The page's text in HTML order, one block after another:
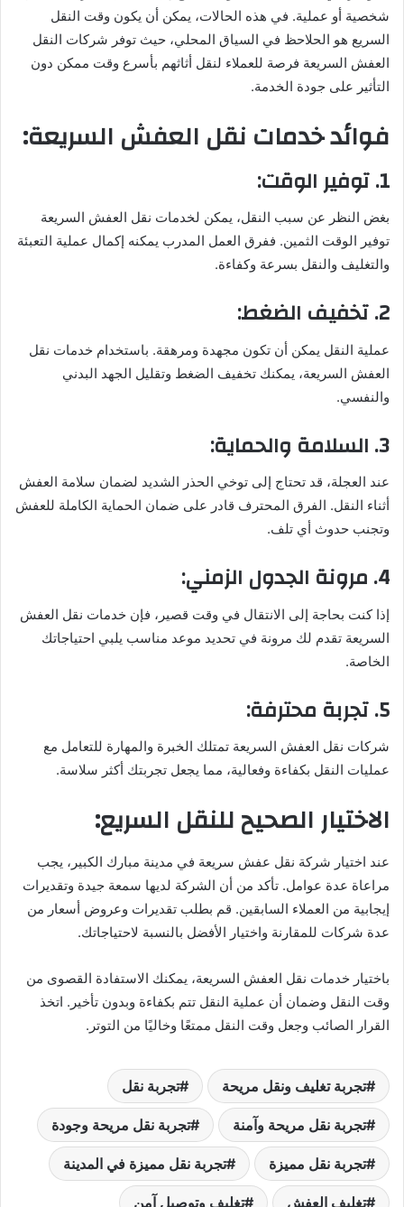
شخصية أو عملية. في هذه الحالات، يمكن أن يكون وقت النقل
السريع هو الحلاحظ في السياق المحلي، حيث توفر شركات النقل
العفش السريعة فرصة للعملاء لنقل أثاثهم بأسرع وقت ممكن دون
التأثير على جودة الخدمة.
فوائد خدمات نقل العفش السريعة:
1. توفير الوقت:
بغض النظر عن سبب النقل، يمكن لخدمات نقل العفش السريعة
توفير الوقت الثمين. ففرق العمل المدرب يمكنه إكمال عملية التعبئة
والتغليف والنقل بسرعة وكفاءة.
2. تخفيف الضغط:
عملية النقل يمكن أن تكون مجهدة ومرهقة. باستخدام خدمات نقل
العفش السريعة، يمكنك تخفيف الضغط وتقليل الجهد البدني
والنفسي.
3. السلامة والحماية:
عند العجلة، قد تحتاج إلى توخي الحذر الشديد لضمان سلامة العفش
أثناء النقل. الفرق المحترف قادر على ضمان الحماية الكاملة للعفش
وتجنب حدوث أي تلف.
4. مرونة الجدول الزمني:
إذا كنت بحاجة إلى الانتقال في وقت قصير، فإن خدمات نقل العفش
السريعة تقدم لك مرونة في تحديد موعد مناسب يلبي احتياجاتك
الخاصة.
5. تجربة محترفة:
شركات نقل العفش السريعة تمتلك الخبرة والمهارة للتعامل مع
عمليات النقل بكفاءة وفعالية، مما يجعل تجربتك أكثر سلاسة.
الاختيار الصحيح للنقل السريع:
عند اختيار شركة نقل عفش سريعة في مدينة مبارك الكبير، يجب
مراعاة عدة عوامل. تأكد من أن الشركة لديها سمعة جيدة وتقديرات
إيجابية من العملاء السابقين. قم بطلب تقديرات وعروض أسعار من
عدة شركات للمقارنة واختيار الأفضل بالنسبة لاحتياجاتك.
باختيار خدمات نقل العفش السريعة، يمكنك الاستفادة القصوى من
وقت النقل وضمان أن عملية النقل تتم بكفاءة وبدون تأخير. اتخذ
القرار الصائب وجعل وقت النقل ممتعًا وخاليًا من التوتر.
تجربة تغليف ونقل مريحة تجربة نقل
تجربة نقل مريحة وآمنة تجربة نقل مريحة وجودة
تجربة نقل مميزة تجربة نقل مميزة في المدينة
تغليف العفش تغليف وتوصيل آمن